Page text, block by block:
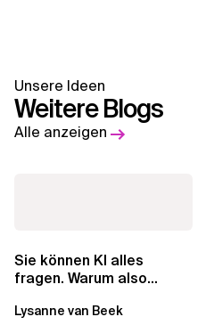
Unsere Ideen
Weitere Blogs
Alle anzeigen
Sie können KI alles
fragen. Warum also
noch?
Lysanne van Beek